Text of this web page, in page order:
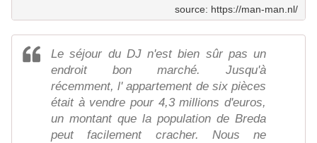
source: https://man-man.nl/
Le séjour du DJ n'est bien sûr pas un
endroit bon marché. Jusqu'à
récemment, l' appartement de six pièces
était à vendre pour 4,3 millions d'euros,
un montant que la population de Breda
peut facilement cracher. Nous ne